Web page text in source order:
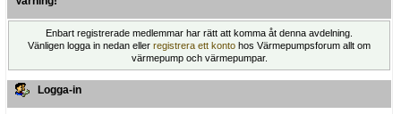
Enbart registrerade medlemmar har rätt att komma åt denna avdelning.
Vänligen logga in nedan eller registrera ett konto hos Värmepumpsforum allt om
värmepump och värmepumpar.
Logga-in